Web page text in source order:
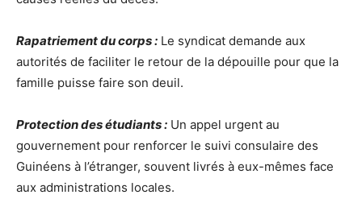
Rapatriement du corps : Le syndicat demande aux
autorités de faciliter le retour de la dépouille pour que la
famille puisse faire son deuil.
Protection des étudiants : Un appel urgent au
gouvernement pour renforcer le suivi consulaire des
Guinéens à l’étranger, souvent livrés à eux-mêmes face
aux administrations locales.